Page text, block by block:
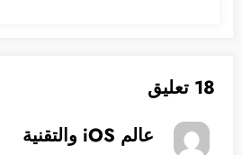
18 تعليق
عالم iOS والتقنية